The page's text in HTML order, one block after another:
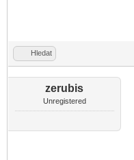
Hledat
zerubis
Unregistered